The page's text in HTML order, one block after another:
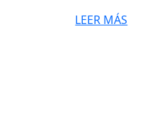
LEER MÁS